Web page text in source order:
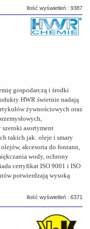
Ilość wyświetleń : 9387
gospodarczą i środki
HWR świetnie nadają
żywnościowych oraz
szeroki asortyment
takich jak: oleje i smary
akcesoria do fontann,
wody, ochrony
certyfikat ISO 9001 i ISO
potwierdzają wysoką
Ilość wyświetleń : 6371